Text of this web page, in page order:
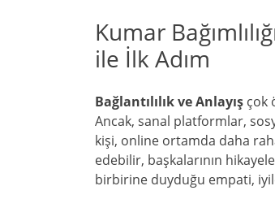
Kumar
ile İlk Adım
Bağlantılılık ve Anlayış çok
Ancak, sanal platformlar,
kişi, online ortamda daha
edebilir, başkalarının
birbirine duyduğu empati,